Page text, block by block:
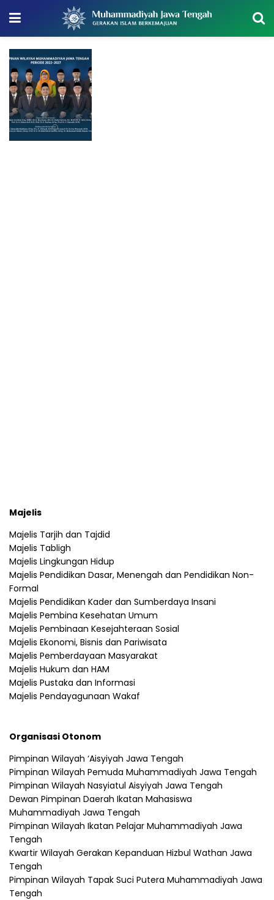
Majelis
Majelis Tarjih dan Tajdid
Majelis Tabligh
Majelis Lingkungan Hidup
Majelis Pendidikan Dasar, Menengah dan Pendidikan Non-
Formal
Majelis Pendidikan Kader dan Sumberdaya Insani
Majelis Pembina Kesehatan Umum
Majelis Pembinaan Kesejahteraan Sosial
Majelis Ekonomi, Bisnis dan Pariwisata
Majelis Pemberdayaan Masyarakat
Majelis Hukum dan HAM
Majelis Pustaka dan Informasi
Majelis Pendayagunaan Wakaf
Organisasi Otonom
Pimpinan Wilayah ‘Aisyiyah Jawa Tengah
Pimpinan Wilayah Pemuda Muhammadiyah Jawa Tengah
Pimpinan Wilayah Nasyiatul Aisyiyah Jawa Tengah
Dewan Pimpinan Daerah Ikatan Mahasiswa
Muhammadiyah Jawa Tengah
Pimpinan Wilayah Ikatan Pelajar Muhammadiyah Jawa
Tengah
Kwartir Wilayah Gerakan Kepanduan Hizbul Wathan Jawa
Tengah
Pimpinan Wilayah Tapak Suci Putera Muhammadiyah Jawa
Tengah